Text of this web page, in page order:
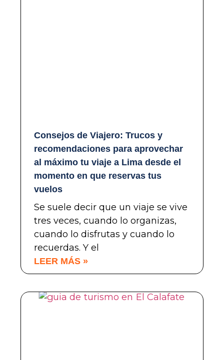
Consejos de Viajero: Trucos y
recomendaciones para aprovechar
al máximo tu viaje a Lima desde el
momento en que reservas tus
vuelos
Se suele decir que un viaje se vive
tres veces, cuando lo organizas,
cuando lo disfrutas y cuando lo
recuerdas. Y el
LEER MÁS »